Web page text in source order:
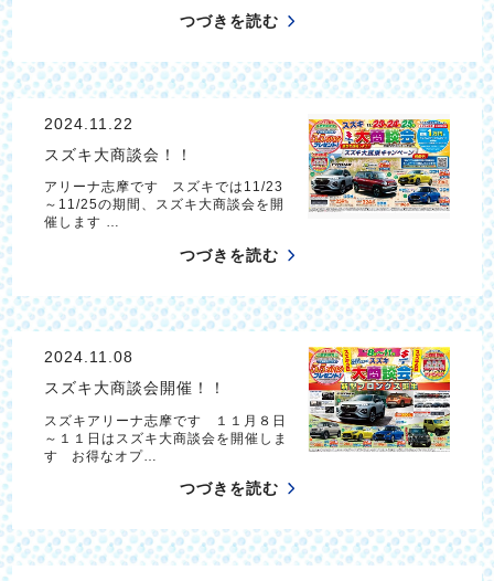
つづきを読む
2024.11.22
スズキ大商談会！！
アリーナ志摩です スズキでは11/23
～11/25の期間、スズキ大商談会を開
催します …
つづきを読む
2024.11.08
スズキ大商談会開催！！
スズキアリーナ志摩です １１月８日
～１１日はスズキ大商談会を開催しま
す お得なオプ…
つづきを読む